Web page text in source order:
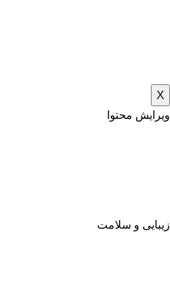
X
ویرایش محتوا
زیبایی و سلامت